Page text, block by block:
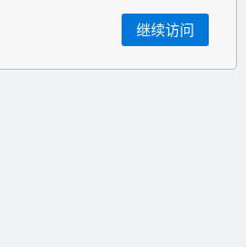
继续访问